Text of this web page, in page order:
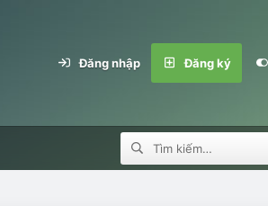
Đăng nhập Đăng ký